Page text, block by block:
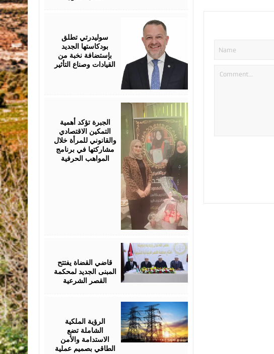
سوليدرتي تطلق
بودكاستها الجديد
بإستضافة نخبة من
القيادات وصناع التأثير
الجبرة تؤكد أهمية
التمكين الاقتصادي
والقانوني للمرأة خلال
مشاركتها في برنامج
المواهب الحرفية
قاضي القضاة يفتتح
المبنى الجديد لمحكمة
القصر الشرعية
الرؤية الملكية
الشاملة تضع
الاستدامة والأمن
الطاقي بصميم عملية